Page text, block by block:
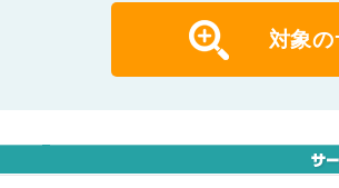
対象